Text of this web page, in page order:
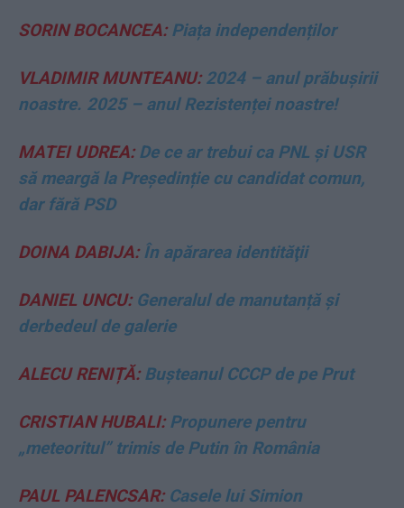
SORIN BOCANCEA:Piața independenților
VLADIMIR MUNTEANU:2024 – anul prăbușirii
noastre. 2025 – anul Rezistenței noastre!
MATEI UDREA:De ce ar trebui ca PNL și USR
să meargă la Președinție cu candidat comun,
dar fără PSD
DOINA DABIJA:În apărarea identităţii
DANIEL UNCU:Generalul de manutanță și
derbedeul de galerie
ALECU RENIȚĂ:Bușteanul CCCP de pe Prut
CRISTIAN HUBALI:Propunere pentru
„meteoritul” trimis de Putin în România
PAUL PALENCSAR:Casele lui Simion